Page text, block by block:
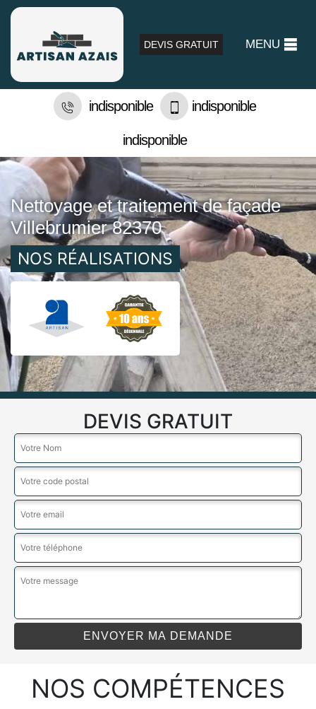
DEVIS GRATUIT MENU
indisponible indisponible
indisponible
Nettoyage et traitement de façade
Villebrumier 82370
NOS RÉALISATIONS
DEVIS GRATUIT
NOS COMPÉTENCES